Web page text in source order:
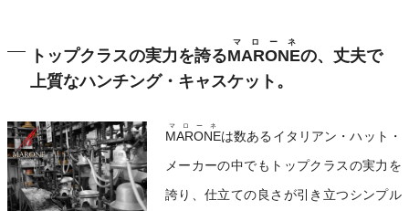
トップクラスの実力を誇るMARONE
マローネ
の、丈夫で
上質なハンチング・キャスケット。
MARONE
マローネ
は数あるイタリアン・ハット・
メーカーの中でもトップクラスの実力を
誇り、仕立ての良さが引き立つシンプル